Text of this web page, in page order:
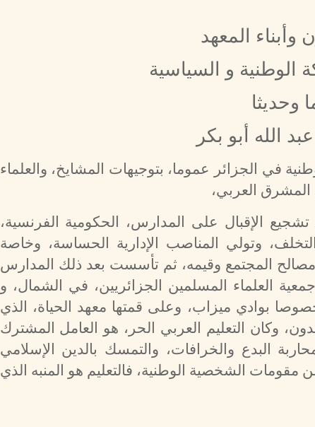
وأبناء المعهد
الوطنية و السياسية
وحديثا
الله أبو بكر
في الجزائر عموما، بتوجيهات المشايخ، والعلماء
المشرق العربي،
تشجيع الإقبال على المدارس، الحكومية الفرنسية،
وتولي المناصب الإدارية الحساسة، وخاصة
مصالح المجتمع وقيمه، ثم تأسست بعد ذلك المدارس
العلماء المسلمين الجزائريين، في الشمال، و
بوادي ميزاب، وعلى قمتها معهد الحياة، الذي
وكان التعليم العربي الحر، هو العامل المشترك
البدع والخرافات، والتمسك بالدين الإسلامي
مقومات الشخصية الوطنية، فالتعليم هو المنبه الذي